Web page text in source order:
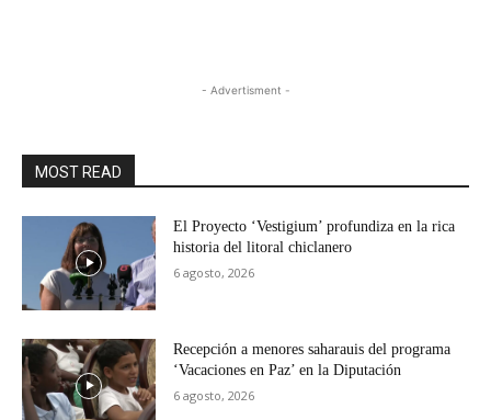
- Advertisment -
MOST READ
El Proyecto ‘Vestigium’ profundiza en la rica
historia del litoral chiclanero
6 agosto, 2026
Recepción a menores saharauis del programa
‘Vacaciones en Paz’ en la Diputación
6 agosto, 2026